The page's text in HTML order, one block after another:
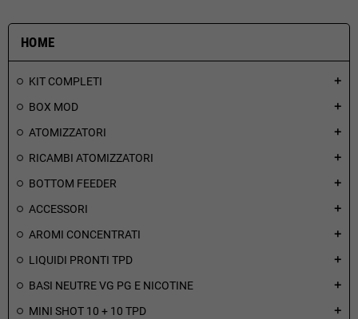
HOME
KIT COMPLETI add
BOX MOD add
ATOMIZZATORI add
RICAMBI ATOMIZZATORI add
BOTTOM FEEDER add
ACCESSORI add
AROMI CONCENTRATI add
LIQUIDI PRONTI TPD add
BASI NEUTRE VG PG E NICOTINE add
MINI SHOT 10 + 10 TPD add